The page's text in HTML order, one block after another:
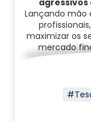
Lançando mão
profissionais,
maximizar os
mercado